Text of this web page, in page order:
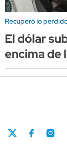
Recuperó lo
El dólar
encima de